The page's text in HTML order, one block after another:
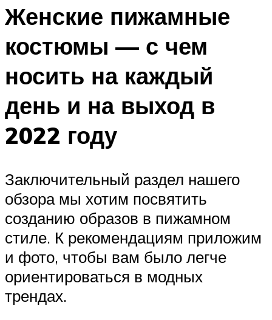
Женские пижамные
костюмы — с чем
носить на каждый
день и на выход в
2022 году
Заключительный раздел нашего
обзора мы хотим посвятить
созданию образов в пижамном
стиле. К рекомендациям приложим
и фото, чтобы вам было легче
ориентироваться в модных
трендах.